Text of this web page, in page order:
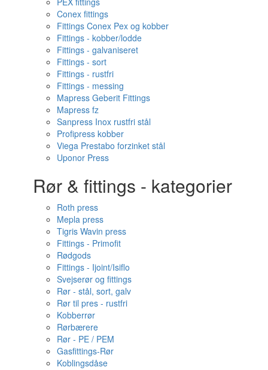
Conex fittings
Fittings Conex Pex og kobber
Fittings - kobber/lodde
Fittings - galvaniseret
Fittings - sort
Fittings - rustfri
Fittings - messing
Mapress Geberit Fittings
Mapress fz
Sanpress Inox rustfri stål
Profipress kobber
Viega Prestabo forzinket stål
Uponor Press
Rør & fittings - kategorier
Roth press
Mepla press
Tigris Wavin press
Fittings - Primofit
Rødgods
Fittings - Ijoint/Isiflo
Svejserør og fittings
Rør - stål, sort, galv
Rør til pres - rustfri
Kobberrør
Rørbærere
Rør - PE / PEM
Gasfittings-Rør
Koblingsdåse